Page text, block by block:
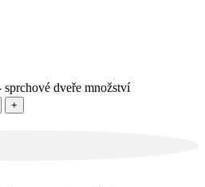
dveře množství